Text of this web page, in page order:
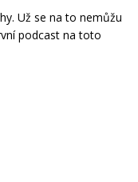
Už se na to nemůžu
podcast na toto